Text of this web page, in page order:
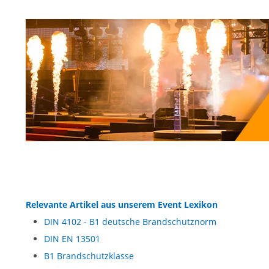
Relevante Artikel aus unserem Event Lexikon
DIN 4102 - B1 deutsche Brandschutznorm
DIN EN 13501
B1 Brandschutzklasse